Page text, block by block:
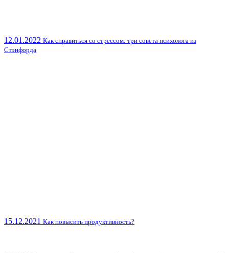
12.01.2022 Как справиться со стрессом: три совета психолога из
Стэнфорда
15.12.2021 Как повысить продуктивность?